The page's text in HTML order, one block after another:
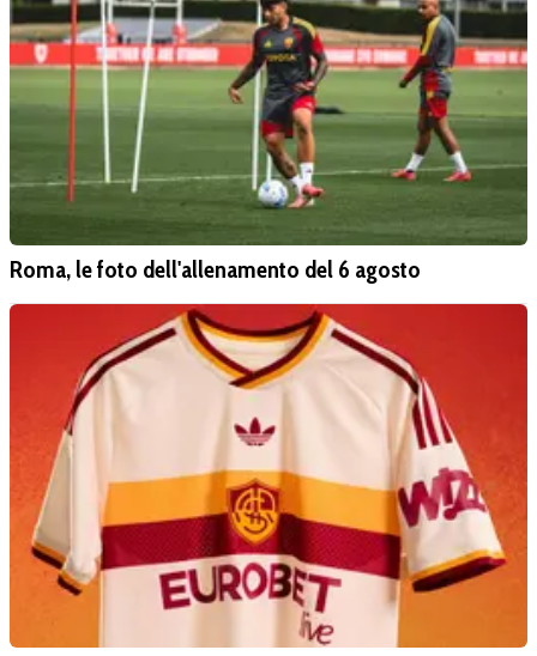
Roma, le foto dell'allenamento del 6 agosto